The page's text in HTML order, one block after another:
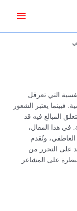
التي تعرقل
فبينما يعتبر الشعور
المبالغ فيه قد
في هذا المقال،
ونُقدم
على التحرر من
على المشاعر